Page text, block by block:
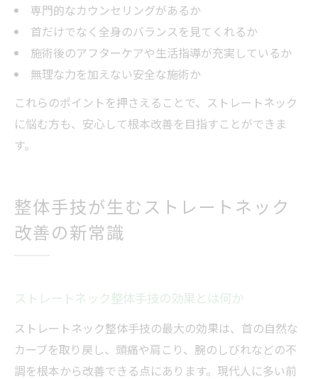
専門的なカウンセリングがあるか
首だけでなく全身のバランスを見てくれるか
施術後のアフターケアや生活指導が充実しているか
無理な力を加えない安全な施術か
これらのポイントを押さえることで、ストレートネック
に悩む方も、安心して根本改善を目指すことができま
す。
整体手技が生むストレートネック
改善の新常識
ストレートネック整体手技の効果とは何か
ストレートネック整体手技の最大の効果は、首の自然な
カーブを取り戻し、頭痛や肩こり、腕のしびれなどの不
調を根本から改善できる点にあります。現代人に多い前